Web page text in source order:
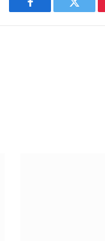
Facebook Twitter